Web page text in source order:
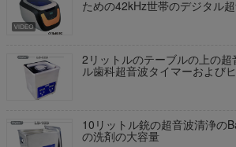
ための42kHz世帯のデジタル
2リットルのテーブルの上の
ル歯科超音波タイマーおよび
10リットル銃の超音波清浄の
の洗剤の大容量